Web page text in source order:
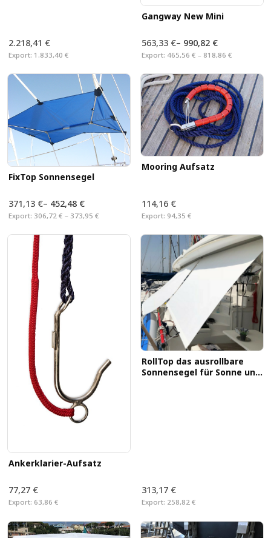
2.218,41 €
Export: 1.833,40 €
Gangway New Mini
563,33 €– 990,82 €
Export: 465,56 € – 818,86 €
FixTop Sonnensegel
371,13 €– 452,48 €
Export: 306,72 € – 373,95 €
Mooring Aufsatz
114,16 €
Export: 94,35 €
Ankerklarier-Aufsatz
77,27 €
Export: 63,86 €
RollTop das ausrollbare
Sonnensegel für Sonne und
313,17 €
Export: 258,82 €